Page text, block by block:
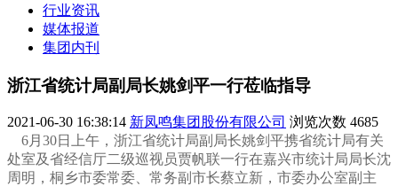
行业资讯
媒体报道
集团内刊
浙江省统计局副局长姚剑平一行莅临指导
2021-06-30 16:38:14 新凤鸣集团股份有限公司 浏览次数 4685
6月30日上午，浙江省统计局副局长姚剑平携省统计局有关
处室及省经信厅二级巡视员贾帆联一行在嘉兴市统计局局长沈
周明，桐乡市委常委、常务副市长蔡立新，市委办公室副主